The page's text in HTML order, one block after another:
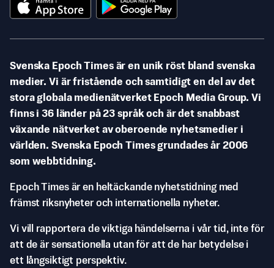
Svenska Epoch Times är en unik röst bland svenska
medier. Vi är fristående och samtidigt en del av det
stora globala medienätverket Epoch Media Group. Vi
finns i 36 länder på 23 språk och är det snabbast
växande nätverket av oberoende nyhetsmedier i
världen. Svenska Epoch Times grundades år 2006
som webbtidning.
Epoch Times är en heltäckande nyhetstidning med
främst riksnyheter och internationella nyheter.
Vi vill rapportera de viktiga händelserna i vår tid, inte för
att de är sensationella utan för att de har betydelse i
ett långsiktigt perspektiv.